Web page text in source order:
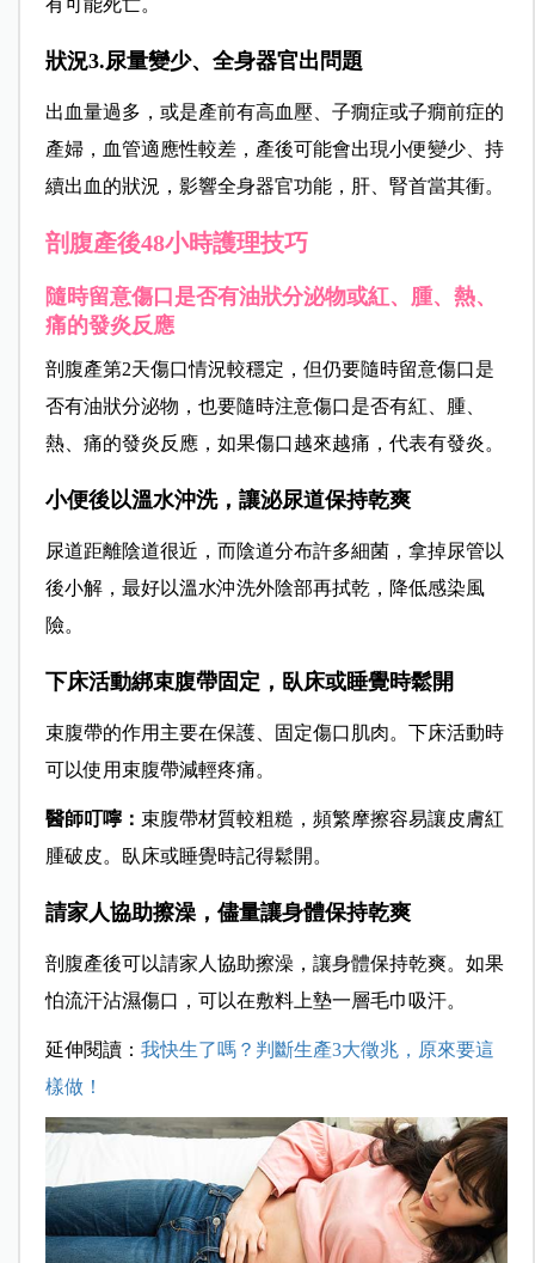
有可能死亡。
狀況3.尿量變少、全身器官出問題
出血量過多，或是產前有高血壓、子癇症或子癇前症的
產婦，血管適應性較差，產後可能會出現小便變少、持
續出血的狀況，影響全身器官功能，肝、腎首當其衝。
剖腹產後48小時護理技巧
隨時留意傷口是否有油狀分泌物或紅、腫、熱、
痛的發炎反應
剖腹產第2天傷口情況較穩定，但仍要隨時留意傷口是
否有油狀分泌物，也要隨時注意傷口是否有紅、腫、
熱、痛的發炎反應，如果傷口越來越痛，代表有發炎。
小便後以溫水沖洗，讓泌尿道保持乾爽
尿道距離陰道很近，而陰道分布許多細菌，拿掉尿管以
後小解，最好以溫水沖洗外陰部再拭乾，降低感染風
險。
下床活動綁束腹帶固定，臥床或睡覺時鬆開
束腹帶的作用主要在保護、固定傷口肌肉。下床活動時
可以使用束腹帶減輕疼痛。
醫師叮嚀： 束腹帶材質較粗糙，頻繁摩擦容易讓皮膚紅
腫破皮。臥床或睡覺時記得鬆開。
請家人協助擦澡，儘量讓身體保持乾爽
剖腹產後可以請家人協助擦澡，讓身體保持乾爽。如果
怕流汗沾濕傷口，可以在敷料上墊一層毛巾吸汗。
延伸閱讀： 我快生了嗎？判斷生產3大徵兆，原來要這
樣做！